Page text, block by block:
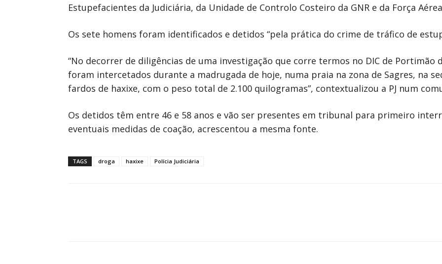
Estupefacientes da Judiciária, da Unidade de Controlo Costeiro da GNR e da Força
Os sete homens foram identificados e detidos “pela prática do crime de tráfico de
“No decorrer de diligências de uma investigação que corre termos no DIC de Portimão
foram intercetados durante a madrugada de hoje, numa praia na zona de Sagres, na
fardos de haxixe, com o peso total de 2.100 quilogramas”, contextualizou a PJ num
Os detidos têm entre 46 e 58 anos e vão ser presentes em tribunal para primeiro
eventuais medidas de coação, acrescentou a mesma fonte.
TAGS droga haxixe Polícia Judiciária